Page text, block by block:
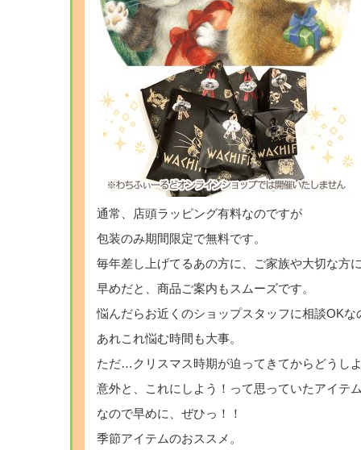
通常、店頭ラッピング有料なのですが
包装のみ期間限定で無料です。
毎年差し上げてるあの方に、ご家族や大切な方
早めだと、商品ご案内もスムーズです。
悩んだらお近くのショップスタッフに相談OKな
あれこれ悩む時間も大事。
ただ…クリスマス時期が迫ってきてからどうし
意外と、これにしよう！って思っていたアイテ
なので早めに、ぜひっ！！
季節アイテムのおススメ。